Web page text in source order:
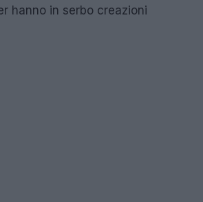
hanno in serbo creazioni